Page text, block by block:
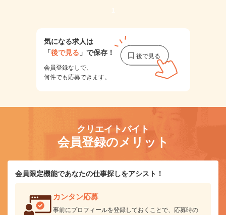
1
気になる求人は
「後で見る 」で保存！
会員登録なしで、
何件でも応募できます。
クリエイトバイト
会員登録のメリット
会員限定機能であなたの仕事探しをアシスト！
カンタン応募
事前にプロフィールを登録しておくことで、応募時の